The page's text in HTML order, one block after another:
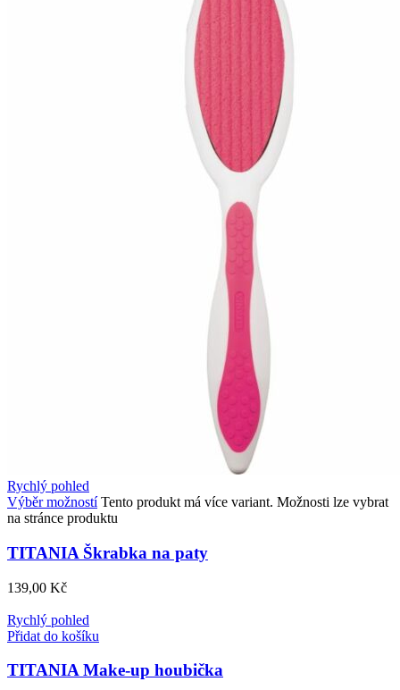
Rychlý pohled
Výběr možností Tento produkt má více variant. Možnosti lze vybrat
na stránce produktu
TITANIA Škrabka na paty
139,00 Kč
Rychlý pohled
Přidat do košíku
TITANIA Make-up houbička